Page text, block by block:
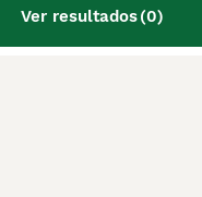
Ver resultados(0)